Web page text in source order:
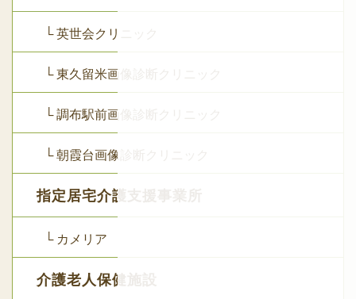
└ 英世会クリニック
└ 東久留米画像診断クリニック
└ 調布駅前画像診断クリニック
└ 朝霞台画像診断クリニック
指定居宅介護支援事業所
└ カメリア
介護老人保健施設